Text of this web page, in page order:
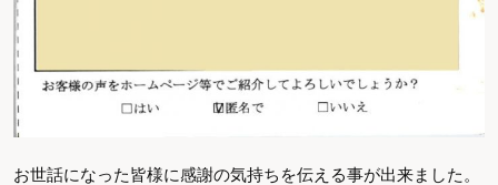
お世話になった皆様に感謝の気持ちを伝える事が出来ました。